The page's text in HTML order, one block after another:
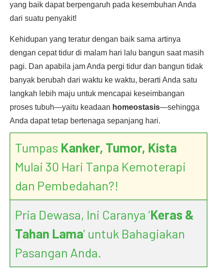
yang baik dapat berpengaruh pada kesembuhan Anda
dari suatu penyakit!
Kehidupan yang teratur dengan baik sama artinya
dengan cepat tidur di malam hari lalu bangun saat masih
pagi. Dan apabila jam Anda pergi tidur dan bangun tidak
banyak berubah dari waktu ke waktu, berarti Anda satu
langkah lebih maju untuk mencapai keseimbangan
proses tubuh—yaitu keadaan homeostasis—sehingga
Anda dapat tetap bertenaga sepanjang hari.
Tumpas Kanker, Tumor, Kista
Mulai 30 Hari Tanpa Kemoterapi
dan Pembedahan?!
Pria Dewasa, Ini Caranya ‘Keras &
Tahan Lama’ untuk Bahagiakan
Pasangan Anda.